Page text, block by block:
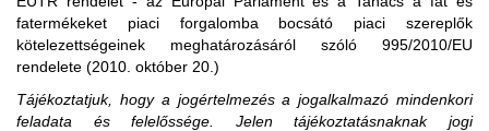
fatermékeket piaci forgalomba bocsátó piaci szereplők
kötelezettségeinek meghatározásáról szóló 995/2010/EU
rendelete (2010. október 20.)
Tájékoztatjuk, hogy a jogértelmezés a jogalkalmazó mindenkori
feladata és felelőssége. Jelen tájékoztatásnaknak jogi